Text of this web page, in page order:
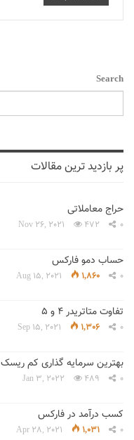
Search
پر بازدید ترین مقالات
حراج معاملاتی
Nov 26, 2021 472 0
حساب دمو فارکس
Aug 15, 2021 1,860 0
تفاوت متاتریدر 4 و 5
Sep 15, 2021 1,306 0
بهترین سرمایه گذاری کم ریسک
Jan 3, 2022 489 0
کسب درآمد در فارکس
Apr 28, 2021 1,031 0